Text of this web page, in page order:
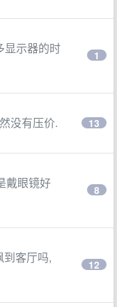
显示器的时
1
没有压价. 13
戴眼镜好
8
客厅吗,
12